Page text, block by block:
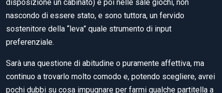
disposizione un cabinato) e poi nelle sale giochi, non
nascondo di essere stato, e sono tuttora, un fervido
sostenitore della “leva” quale strumento di input
preferenziale.
Sarà una questione di abitudine o puramente affettiva, ma
continuo a trovarlo molto comodo e, potendo scegliere, avrei
pochi dubbi su cosa impugnare per farmi qualche partitella a